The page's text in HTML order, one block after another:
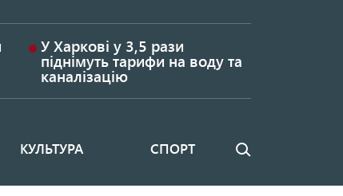
У Харкові у 3,5 рази
піднімуть тарифи на воду та
каналізацію
КУЛЬТУРА СПОРТ Пошук